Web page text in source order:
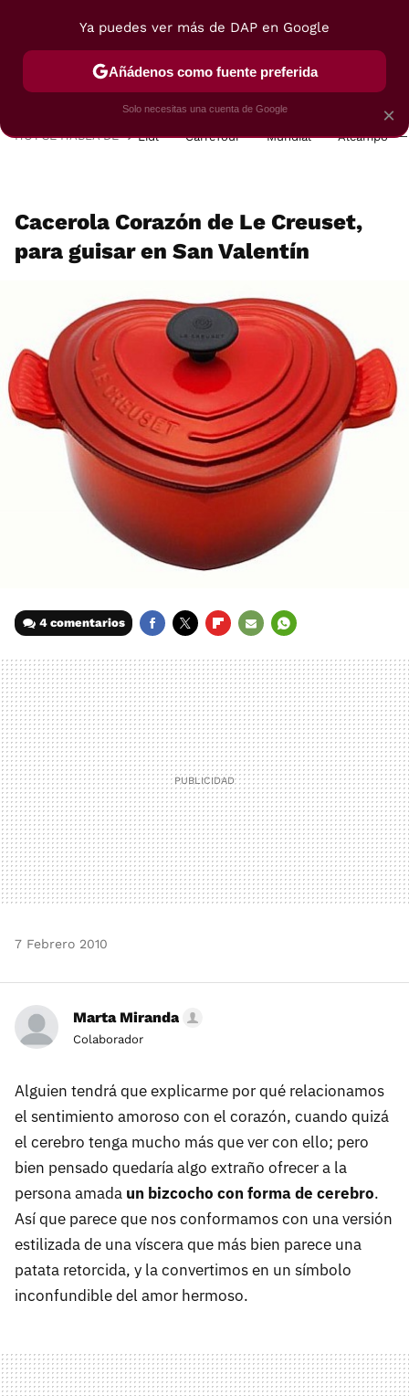
POSTRES VIAJES SELECCIÓN VEGUI
HOY SE HABLA DE Lidl Carrefour Mundial Alcampo
Cacerola Corazón de Le Creuset,
para guisar en San Valentín
4 comentarios
MAIL
7 Febrero 2010
Marta Miranda
Colaborador
Alguien tendrá que explicarme por qué relacionamos
el sentimiento amoroso con el corazón, cuando quizá
el cerebro tenga mucho más que ver con ello; pero
bien pensado quedaría algo extraño ofrecer a la
persona amada un bizcocho con forma de cerebro.
Así que parece que nos conformamos con una versión
estilizada de una víscera que más bien parece una
patata retorcida, y la convertimos en un símbolo
inconfundible del amor hermoso.
×
Ya puedes ver más de DAP en Google
Añádenos como fuente preferida
Solo necesitas una cuenta de Google